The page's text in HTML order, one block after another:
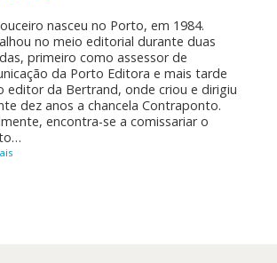
nasceu no Porto, em 1984.
no meio editorial durante duas
primeiro como assessor de
da Porto Editora e mais tarde
editor da Bertrand, onde criou e dirigiu
dez anos a chancela Contraponto.
encontra-se a comissariar o